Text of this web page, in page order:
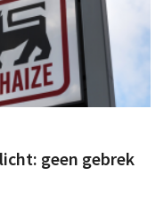
geen gebrek